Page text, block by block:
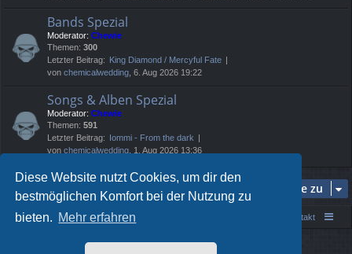
Diese Website nutzt Cookies, um dir den
bestmöglichen Komfort bei der Nutzung zu
bieten. Mehr erfahren
Bands Spezial
Moderator: Chewie
Themen: 300
Letzter Beitrag: King Diamond / Mercyful Fate
von chemicalwedding , 6. Aug 2026 19:22
Songs & Alben Spezial
Moderator: Chewie
Themen: 591
Letzter Beitrag: Iommi - From the dark
von chemicalwedding , 1. Aug 2026 13:36
Gehe zu
Portal Foren-Übersicht Kontakt
Powered byphpBB® Forum Software © phpBB Limited